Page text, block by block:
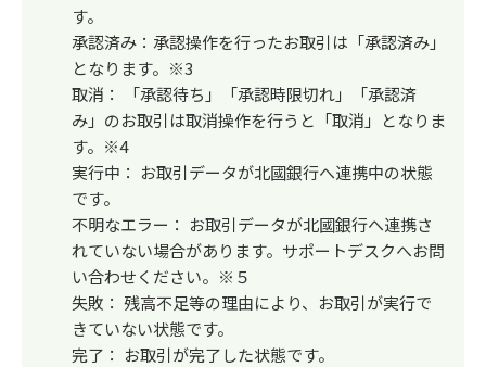
す。
承認済み：承認操作を行ったお取引は「承認済み」
となります。※3
取消： 「承認待ち」「承認時限切れ」「承認済
み」のお取引は取消操作を行うと「取消」となりま
す。※4
実行中： お取引データが北國銀行へ連携中の状態
です。
不明なエラー： お取引データが北國銀行へ連携さ
れていない場合があります。サポートデスクへお問
い合わせください。※５
失敗： 残高不足等の理由により、お取引が実行で
きていない状態です。
完了： お取引が完了した状態です。